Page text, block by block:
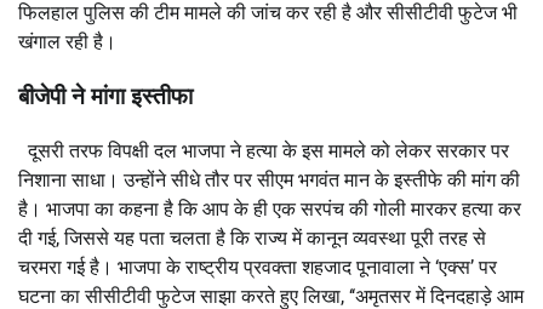
फिलहाल पुलिस की टीम मामले की जांच कर रही है और सीसीटीवी फुटेज भी
खंगाल रही है।
बीजेपी ने मांगा इस्तीफा
दूसरी तरफ विपक्षी दल भाजपा ने हत्या के इस मामले को लेकर सरकार पर
निशाना साधा। उन्होंने सीधे तौर पर सीएम भगवंत मान के इस्तीफे की मांग की
है। भाजपा का कहना है कि आप के ही एक सरपंच की गोली मारकर हत्या कर
दी गई, जिससे यह पता चलता है कि राज्य में कानून व्यवस्था पूरी तरह से
चरमरा गई है। भाजपा के राष्ट्रीय प्रवक्ता शहजाद पूनावाला ने ‘एक्स’ पर
घटना का सीसीटीवी फुटेज साझा करते हुए लिखा, ‘‘अमृतसर में दिनदहाड़े आम